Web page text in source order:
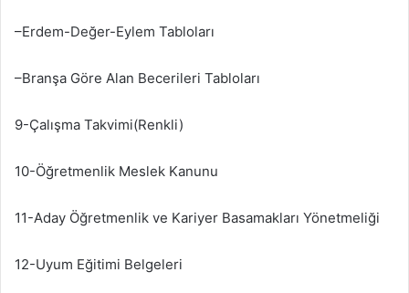
–Erdem-Değer-Eylem Tabloları
–Branşa Göre Alan Becerileri Tabloları
9-Çalışma Takvimi(Renkli)
10-Öğretmenlik Meslek Kanunu
11-Aday Öğretmenlik ve Kariyer Basamakları Yönetmeliği
12-Uyum Eğitimi Belgeleri